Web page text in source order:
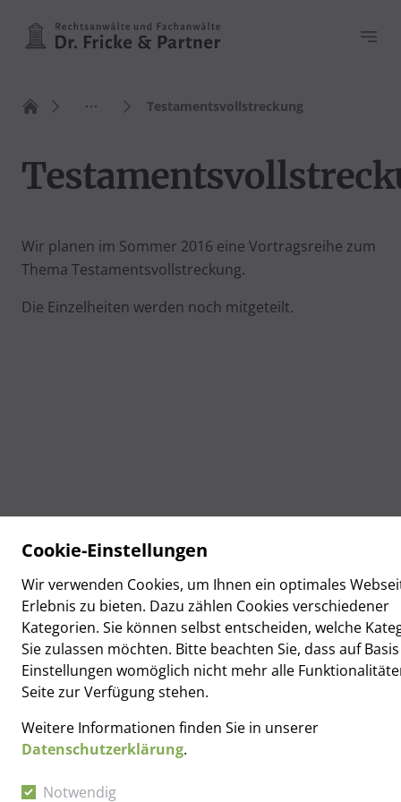
Zur Startseite Testamentsvollstreckung
Wir planen im Sommer 2016 eine Vortragsreihe zum
Thema Testamentsvollstreckung.
Die Einzelheiten werden noch mitgeteilt.
Dr. Fricke & Partner
Hansastraße 4
79104 Freiburg im Breisgau
Tel.: +49 (0) 761 20 76 0 – 0
Mail:kanzlei@dr-fricke-partner.de
Cookie-Einstellungen
Wir verwenden Cookies, um Ihnen ein optimales
Erlebnis zu bieten. Dazu zählen Cookies verschiedener
Kategorien. Sie können selbst entscheiden, welche
Sie zulassen möchten. Bitte beachten Sie, dass auf
Einstellungen womöglich nicht mehr alle
Seite zur Verfügung stehen.
Weitere Informationen finden Sie in unserer
Datenschutzerklärung.
Notwendig